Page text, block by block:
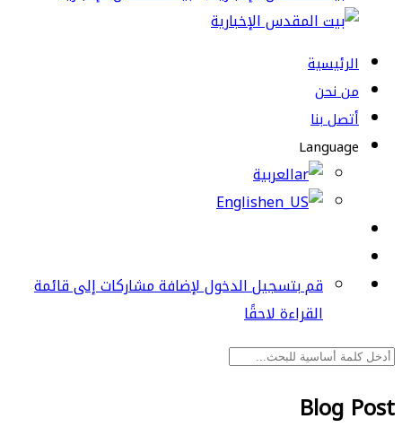
الرئيسية
من نحن
أتصل بنا
Language
العربية
English
قم بتسجيل الدخول لإضافة مشاركات إلى قائمة
القراءة لاحقًا
Blog Post